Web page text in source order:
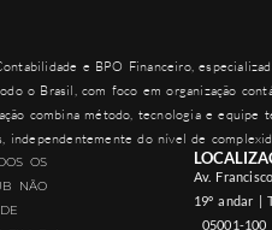
e BPO Financeiro,
o Brasil, com foco em organização
combina método, tecnologia e equipe
independentemente do nível de
OS
NÃO
Av.
19º andar |
05001-100